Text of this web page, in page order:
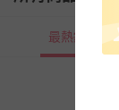
最熱銷